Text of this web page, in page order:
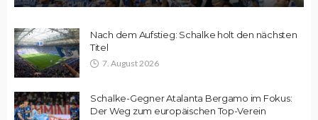
Nach dem Aufstieg: Schalke holt den nächsten
Titel
7. August 2026
Schalke-Gegner Atalanta Bergamo im Fokus:
Der Weg zum europäischen Top-Verein